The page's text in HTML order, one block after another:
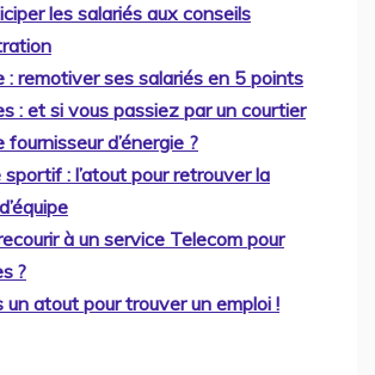
les salariés aux conseils
: remotiver ses salariés en 5 points
: et si vous passiez par un courtier
d’énergie ?
sportif : l’atout pour retrouver la
à un service Telecom pour
?
un atout pour trouver un emploi !